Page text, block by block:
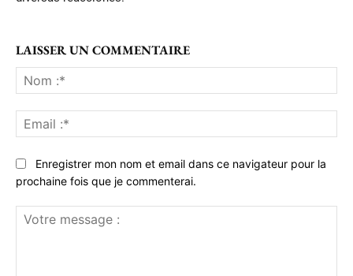
LAISSER UN COMMENTAIRE
:*
:*
Enregistrer mon nom et email dans ce navigateur pour la
prochaine fois que je commenterai.